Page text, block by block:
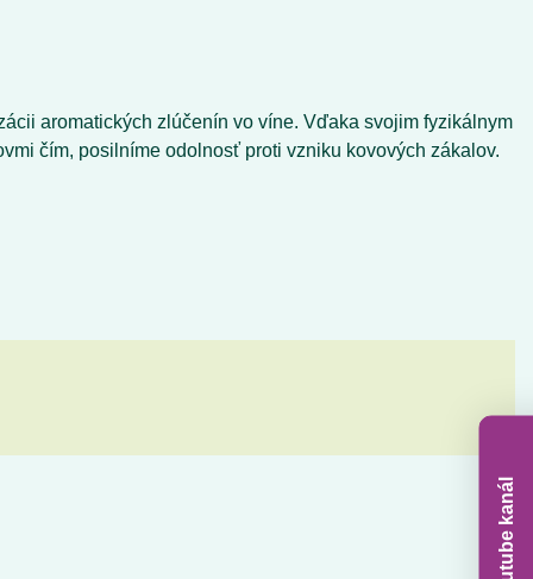
aromatických zlúčenín vo víne. Vďaka svojim fyzikálnym
čím, posilníme odolnosť proti vzniku kovových zákalov.
Youtube kanál